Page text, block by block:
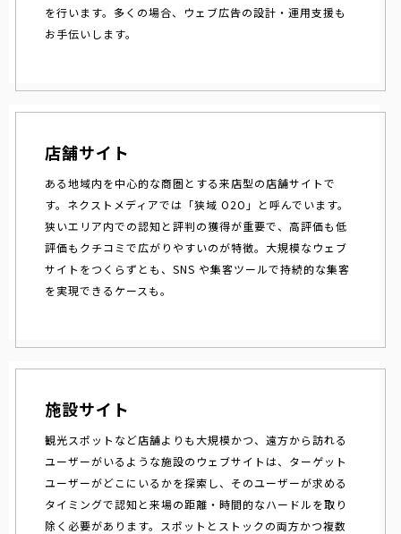
を行います。多くの場合、ウェブ広告の設計・運用支援も
お手伝いします。
店舗サイト
ある地域内を中心的な商圏とする来店型の店舗サイトで
す。ネクストメディアでは「狭域 O2O」と呼んでいます。
狭いエリア内での認知と評判の獲得が重要で、高評価も低
評価もクチコミで広がりやすいのが特徴。大規模なウェブ
サイトをつくらずとも、SNS や集客ツールで持続的な集客
を実現できるケースも。
施設サイト
観光スポットなど店舗よりも大規模かつ、遠方から訪れる
ユーザーがいるような施設のウェブサイトは、ターゲット
ユーザーがどこにいるかを探索し、そのユーザーが求める
タイミングで認知と来場の距離・時間的なハードルを取り
除く必要があります。スポットとストックの両方かつ複数